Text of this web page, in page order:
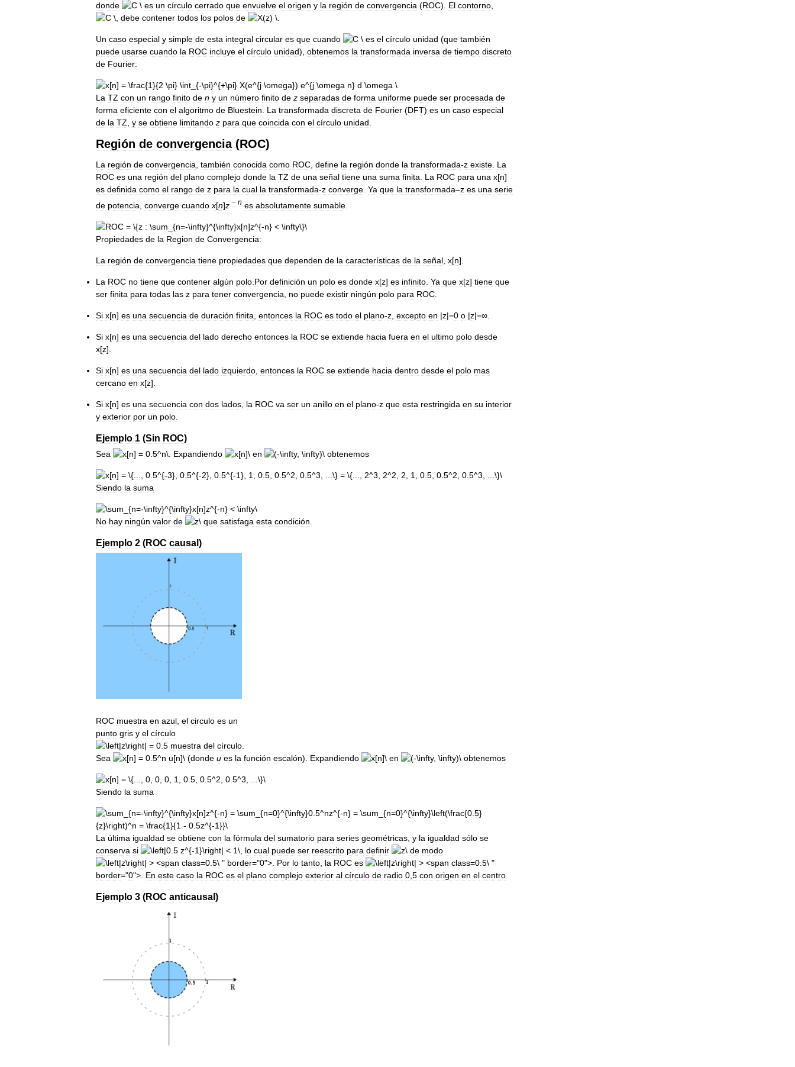
donde es un círculo cerrado que envuelve el origen y la región de convergencia (ROC). El contorno,
, debe contener todos los polos de .
Un caso especial y simple de esta integral circular es que cuando es el círculo unidad (que también
puede usarse cuando la ROC incluye el círculo unidad), obtenemos la transformada inversa de tiempo discreto
de Fourier:
La TZ con un rango finito de n y un número finito de z separadas de forma uniforme puede ser procesada de
forma eficiente con el algoritmo de Bluestein. La transformada discreta de Fourier (DFT) es un caso especial
de la TZ, y se obtiene limitando z para que coincida con el círculo unidad.
Región de convergencia(ROC)
La región de convergencia, también conocida como ROC, define la región donde la transformada-z existe. La
ROC es una región del plano complejo donde la TZ de una señal tiene una suma finita. La ROC para una x[n]
es definida como el rango de z para la cual la transformada-z converge. Ya que la transformada–z es una serie
de potencia converge cuando x[n]z − n es absolutamente sumable
Propiedades de la Region de Convergencia:
La región de convergencia tiene propiedades que dependen de la características de la señal x[n].
La ROC no tiene que contener algún polo Por definición un polo es donde x[z] es infinito Ya que x[z] tiene que
ser finita para todas las z para tener convergencia no puede existir ningún polo para ROC
Si x[n] es una secuencia de duración finita entonces la ROC es todo el plano-z excepto en |z|=0 o |z|=∞.
Si x[n] es una secuencia del lado derecho entonces la ROC se extiende hacia fuera en el ultimo polo desde
x[z].
Si x[n] es una secuencia del lado izquierdo entonces la ROC se extiende hacia dentro desde el polo mas
cercano en x[z].
Si x[n] es una secuencia con dos lados la ROC va ser un anillo en el plano-z que esta restringida en su interior
y exterior por un polo
Ejemplo 1 (Sin ROC)
Sea Expandiendo en obtenemos
Siendo la suma
No hay ningún valor de que satisfaga esta condición
Ejemplo 2 (ROC causal )
ROC muestra en azul el circulo es un
punto gris y el círculo
muestra del círculo
Sea
(donde u es la función escalón). Expandiendo en obtenemos
Siendo la suma
La última igualdad se obtiene con la fórmula del sumatorio para series geométricas y la igualdad sólo se
conserva si lo cual puede ser reescrito para definir de modo
0. 5\ " border="0">. Por lo tanto la ROC es 0. 5\ "
border="0">. En este caso la ROC es el plano complejo exterior al círculo de radio 0 5 con origen en el centro
Ejemplo 3 (ROC anticausal )